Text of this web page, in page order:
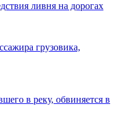
ливня на дорогах
грузовика,
в реку, обвиняется в